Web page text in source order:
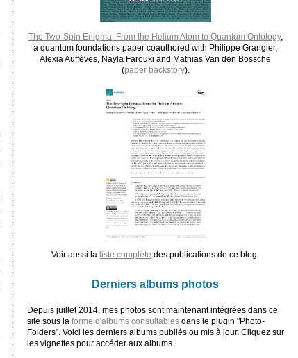
The Two-Spin Enigma: From the Helium Atom to Quantum Ontology,
a quantum foundations paper coauthored with Philippe Grangier,
Alexia Auffèves, Nayla Farouki and Mathias Van den Bossche
(paper backstory).
Voir aussi la liste complète des publications de ce blog.
Derniers albums photos
Depuis juillet 2014, mes photos sont maintenant intégrées dans ce
site sous la forme d'albums consultablesdans le plugin "Photo-
Folders". Voici les derniers albums publiés ou mis à jour. Cliquez sur
les vignettes pour accéder aux albums.